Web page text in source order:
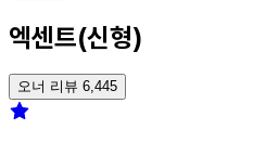
엑센트(신형)
오너 리뷰 6,445